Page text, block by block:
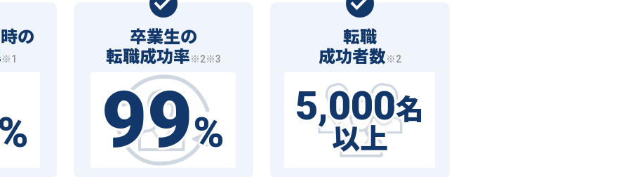
の
※1
%
卒業生の
転職成功率※2※3
99%
転職
成功者数※2
5,000名
以上